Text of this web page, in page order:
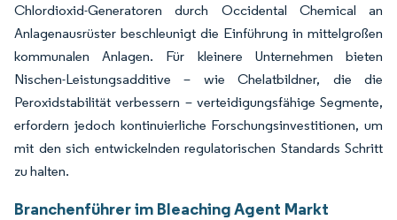
Chlordioxid-Generatoren durch Occidental Chemical an
Anlagenausrüster beschleunigt die Einführung in mittelgroßen
kommunalen Anlagen. Für kleinere Unternehmen bieten
Nischen-Leistungsadditive – wie Chelatbildner, die die
Peroxidstabilität verbessern – verteidigungsfähige Segmente,
erfordern jedoch kontinuierliche Forschungsinvestitionen, um
mit den sich entwickelnden regulatorischen Standards Schritt
zu halten.
Branchenführer im Bleaching Agent Markt